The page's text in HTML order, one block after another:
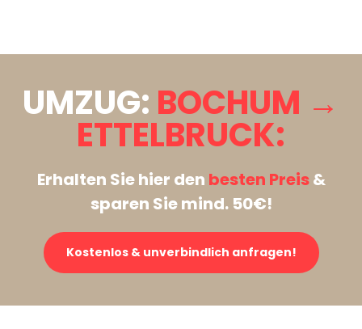
UMZUG: BOCHUM →
ETTELBRUCK:
Erhalten Sie hier den besten Preis&
sparen Sie mind. 50€!
Kostenlos & unverbindlich anfragen!